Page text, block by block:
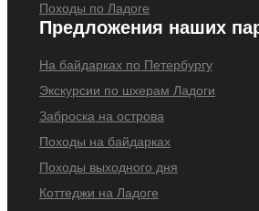
Походы по Ладоге
Предложения наших
На байдарках по Петербургу
Экскурсии по шхерам Ладоги
Заброска на острова
Походы на байдарках
Походы выходного дня
Коттеджи на Ладоге